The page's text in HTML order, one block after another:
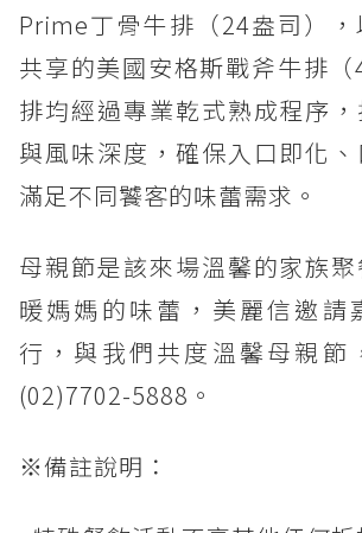
Prime丁骨牛排（24盎司），
共享的美國安格斯戰斧牛排
排均經過專業乾式熟成程序
與風味深度，確保入口即化
滿足不同饕客的味蕾需求。
母親節是該來場溫馨的家族
暖媽媽的味蕾，美麗信邀請
行，與我們共度溫馨母親節
(02)7702-5888。
※備註說明：